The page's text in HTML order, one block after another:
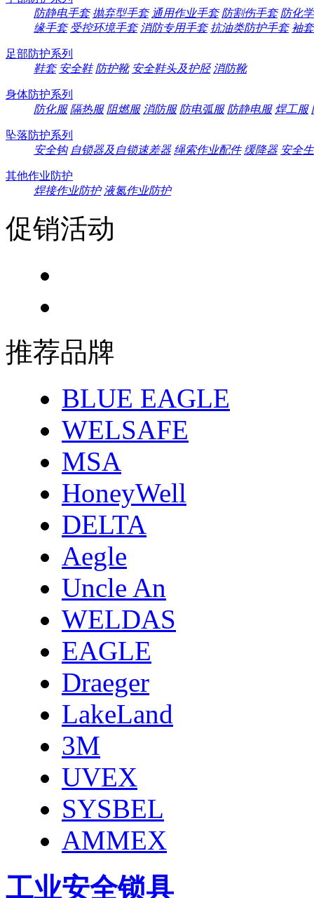
防静电手套 抛弃型手套 通用作业手套 防割伤手套 防化
缘手套 受控环境手套 消防专用手套 抗油类防护手套 袖套
足部防护系列
鞋套 安全鞋 防护靴 安全鞋头及护胫 消防靴
身体防护系列
防化服 隔热服 阻燃服 消防服 防电弧服 防静电服 焊工服
坠落防护系列
安全钩 自锁器及自锁速差器 绳索作业配件 缓降器 安全
其他作业防护
焊接作业防护 液氮作业防护
促销活动
推荐品牌
BLUE EAGLE
WELSAFE
MSA
HoneyWell
DELTA
Aegle
Uncle An
WELDAS
EAGLE
Draeger
LakeLand
3M
UVEX
SYSBEL
AMMEX
工业安全锁具